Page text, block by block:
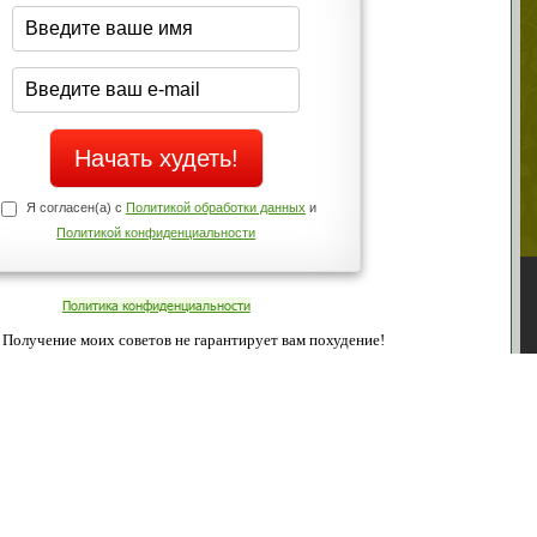
середине дня?
Нет
Телефоны службы поддержки
+7 (909) 421-77-27
cookies. Оставаясь с нами, вы соглашаетесь с нашей
Согласен